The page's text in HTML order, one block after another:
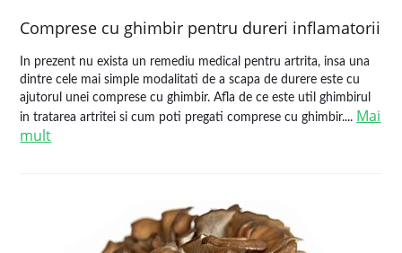
Comprese cu ghimbir pentru dureri inflamatorii
In prezent nu exista un remediu medical pentru artrita, insa una
dintre cele mai simple modalitati de a scapa de durere este cu
ajutorul unei comprese cu ghimbir. Afla de ce este util ghimbirul
in tratarea artritei si cum poti pregati comprese cu ghimbir.... Mai
mult